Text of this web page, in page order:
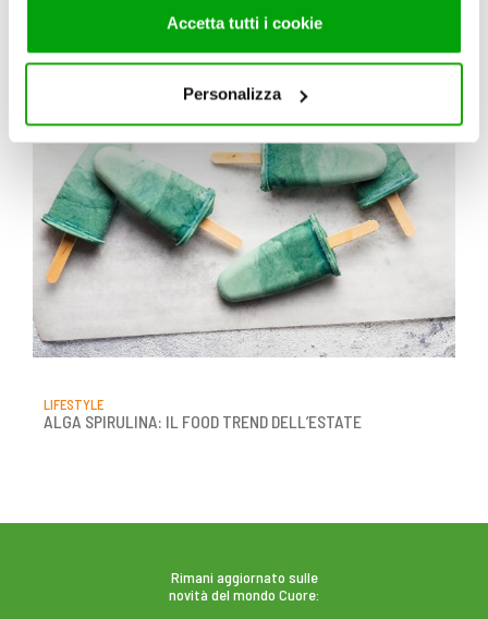
fornito loro o che hanno raccolto dal suo utilizzo dei loro
cookie consultare la cookie policy. Se clicchi sulla “X” per
chiudere il banner, non verranno installati cookie sul tuo
dispositivo ad eccezione di quelli necessari ai fini del
corretto funzionamento del sito.
Accetta tutti i cookie
Personalizza
LIFESTYLE
ALGA SPIRULINA: IL FOOD TREND DELL’ESTATE
Rimani aggiornato sulle
novità del mondo Cuore: